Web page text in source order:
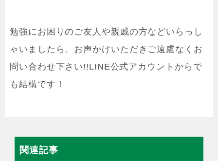
勉強にお困りのご友人や親戚の方などいらっし
ゃいましたら、お声かけいただきご遠慮なくお
問い合わせ下さい!!LINE公式アカウントからで
も結構です！
関連記事